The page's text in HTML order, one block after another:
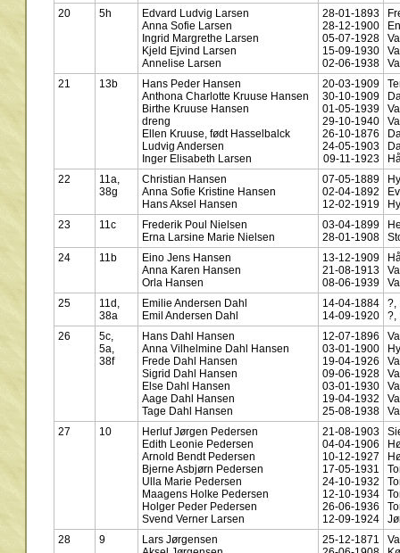
20
5h
Edvard Ludvig Larsen
Anna Sofie Larsen
Ingrid Margrethe Larsen
Kjeld Ejvind Larsen
Annelise Larsen
28-01-1893
28-12-1900
05-07-1928
15-09-1930
02-06-1938
21
13b
Hans Peder Hansen
Anthona Charlotte Kruuse Hansen
Birthe Kruuse Hansen
dreng
Ellen Kruuse, født Hasselbalck
Ludvig Andersen
Inger Elisabeth Larsen
20-03-1909
30-10-1909
01-05-1939
29-10-1940
26-10-1876
24-05-1903
09-11-1923
22
11a,
38g
Christian Hansen
Anna Sofie Kristine Hansen
Hans Aksel Hansen
07-05-1889
02-04-1892
12-02-1919
23
11c
Frederik Poul Nielsen
Erna Larsine Marie Nielsen
03-04-1899
28-01-1908
24
11b
Eino Jens Hansen
Anna Karen Hansen
Orla Hansen
13-12-1909
21-08-1913
08-06-1939
25
11d,
38a
Emilie Andersen Dahl
Emil Andersen Dahl
14-04-1884
14-09-1920
?,
?,
26
5c,
5a,
38f
Hans Dahl Hansen
Anna Vilhelmine Dahl Hansen
Frede Dahl Hansen
Sigrid Dahl Hansen
Else Dahl Hansen
Aage Dahl Hansen
Tage Dahl Hansen
12-07-1896
03-01-1900
19-04-1926
09-06-1928
03-01-1930
19-04-1932
25-08-1938
27
10
Herluf Jørgen Pedersen
Edith Leonie Pedersen
Arnold Bendt Pedersen
Bjerne Asbjørn Pedersen
Ulla Marie Pedersen
Maagens Holke Pedersen
Holger Peder Pedersen
Svend Verner Larsen
21-08-1903
04-04-1906
10-12-1927
17-05-1931
24-10-1932
12-10-1934
26-06-1936
12-09-1924
28
9
Lars Jørgensen
25-12-1871